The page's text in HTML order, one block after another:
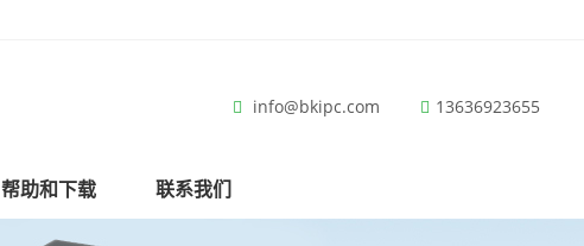
info@bkipc.com 13636923655
帮助和下载 联系我们